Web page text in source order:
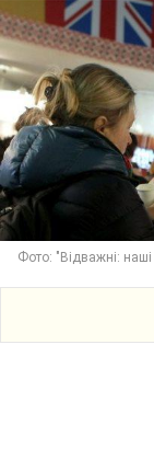
Фото: "Відважні: